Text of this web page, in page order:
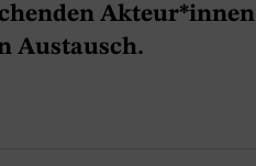
Akteur*innen
Austausch.